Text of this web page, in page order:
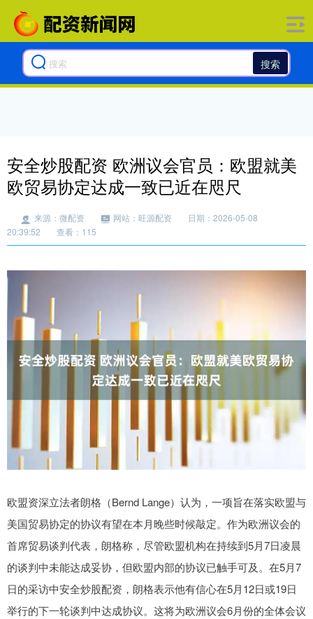
搜索
安全炒股配资 欧洲议会官员：欧盟就美
欧贸易协定达成一致已近在咫尺
来源：微配资 网站：旺源配资
日期：2026-05-08
20:39:52
查看：115
欧盟资深立法者朗格（Bernd Lange）认为，一项旨在落实欧盟与
美国贸易协定的协议有望在本月晚些时候敲定。作为欧洲议会的
首席贸易谈判代表，朗格称，尽管欧盟机构在持续到5月7日凌晨
的谈判中未能达成妥协，但欧盟内部的协议已触手可及。在5月7
日的采访中安全炒股配资，朗格表示他有信心在5月12日或19日
举行的下一轮谈判中达成协议。这将为欧洲议会6月份的全体会议